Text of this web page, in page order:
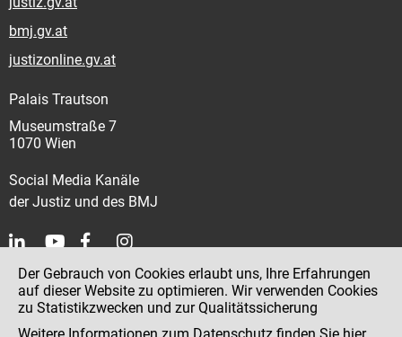
bmj.gv.at
justizonline.gv.at
Palais Trautson
Museumstraße 7
1070 Wien
Social Media Kanäle
der Justiz und des BMJ
Kontakt
Impressum
Der Gebrauch von Cookies erlaubt uns, Ihre Erfahrungen
auf dieser Website zu optimieren. Wir verwenden Cookies
zu Statistikzwecken und zur Qualitätssicherung